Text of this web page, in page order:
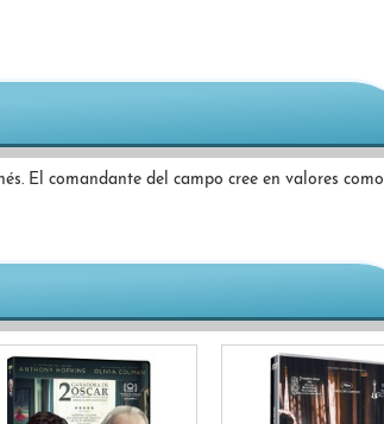
El comandante del campo cree en valores como